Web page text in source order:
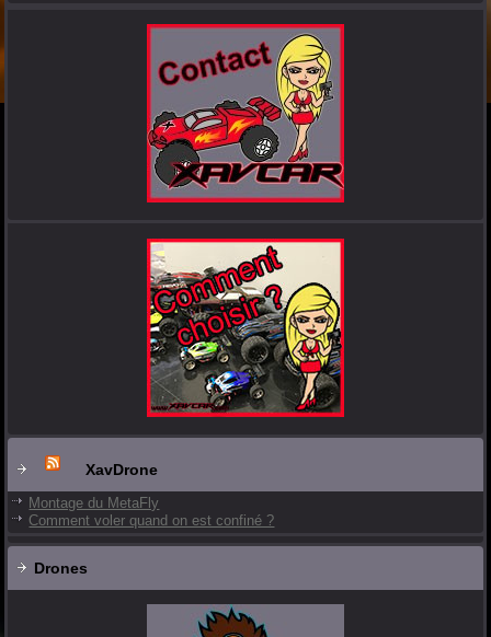
XavDrone
Montage du MetaFly
Comment voler quand on est confiné ?
Drones